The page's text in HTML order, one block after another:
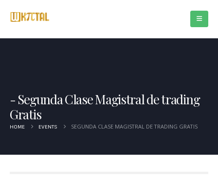
Segunda Clase Magistral de trading
Gratis
HOME EVENTS SEGUNDA CLASE MAGISTRAL DE TRADING GRATIS